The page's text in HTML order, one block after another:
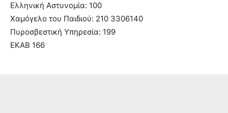
Ελληνική Αστυνομία: 100
Χαμόγελο του Παιδιού: 210 3306140
Πυροσβεστική Υπηρεσία: 199
ΕΚΑΒ 166